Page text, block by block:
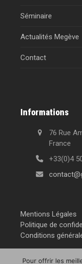
Séminaire
Actualités Megève
Contact
Informations
76 Rue
France
+33(0)4
Mentions Légales
Politique de
Conditions
Pour offrir les